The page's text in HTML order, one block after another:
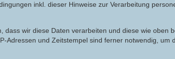
inkl. dieser Hinweise zur Verarbeitung
wir diese Daten verarbeiten und diese wie oben
Adressen und Zeitstempel sind ferner notwendig, um